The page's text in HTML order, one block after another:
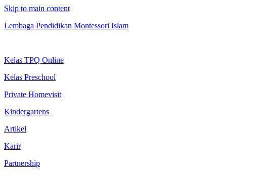
Skip to main content
Lembaga Pendidikan Montessori Islam
Kelas TPQ Online
Kelas Preschool
Private Homevisit
Kindergartens
Artikel
Karir
Partnership